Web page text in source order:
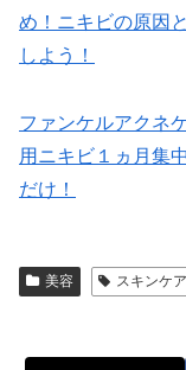
め！ニキビの原因
しよう！
ファンケルアクネ
用ニキビ１ヵ月集
だけ！
美容 スキンケア